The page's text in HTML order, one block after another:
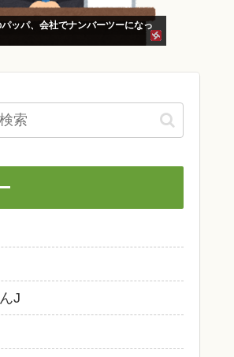
パッパ、会社でナンバーツーになっ
J